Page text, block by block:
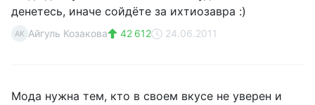
денетесь, иначе сойдёте за ихтиозавра :)
АК Айгуль Козакова 42 612 24.06.2011
Мода нужна тем, кто в своем вкусе не уверен и